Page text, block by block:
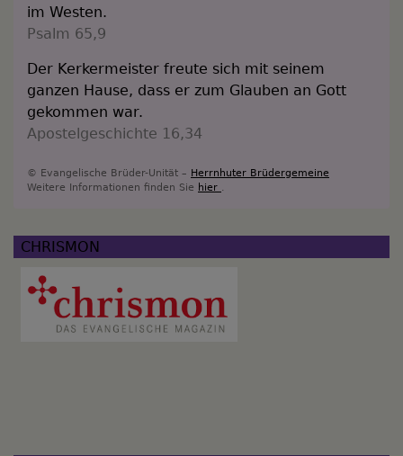
im Westen.
Psalm 65,9
Der Kerkermeister freute sich mit seinem
ganzen Hause, dass er zum Glauben an Gott
gekommen war.
Apostelgeschichte 16,34
© Evangelische Brüder-Unität – Herrnhuter Brüdergemeine
Weitere Informationen finden Sie hier .
CHRISMON